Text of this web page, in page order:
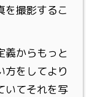
を撮影するこ
義からもっと
方をしてより
いてそれを写